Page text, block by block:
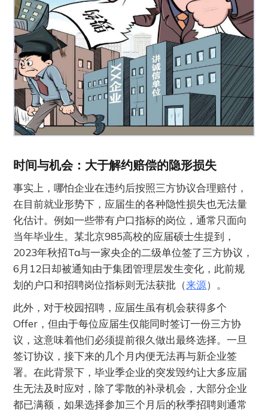
时间与机会：大于解约赔偿的隐形损失
事实上，哪怕企业在违约后按照三方协议合理赔付，
在目前就业形势下，应届生的各种隐性损失也无法量
化估计。例如一些带有户口指标的岗位，通常只面向
当年毕业生。某北京985高校的应届硕士生提到，
2023年秋招Ta与一家央企的二级单位签了三方协议，
6月12日却被通知由于集团管理层发生变化，此前规
划的户口和招聘岗位指标则无法获批（来源）。
此外，对于校园招聘，应届生虽有机会获得多个
Offer，但由于每位应届生仅能同时签订一份三方协
议，这意味着他们必须提前很久做出最终选择。一旦
签订协议，接下来的几个月内便无法再与新企业签
署。在此背景下，毕业季企业的突发毁约让大多应届
生无法及时应对，除了零散的补录机会，大部分企业
都已满额，如果选择参加三个月后的秋季招聘则通常